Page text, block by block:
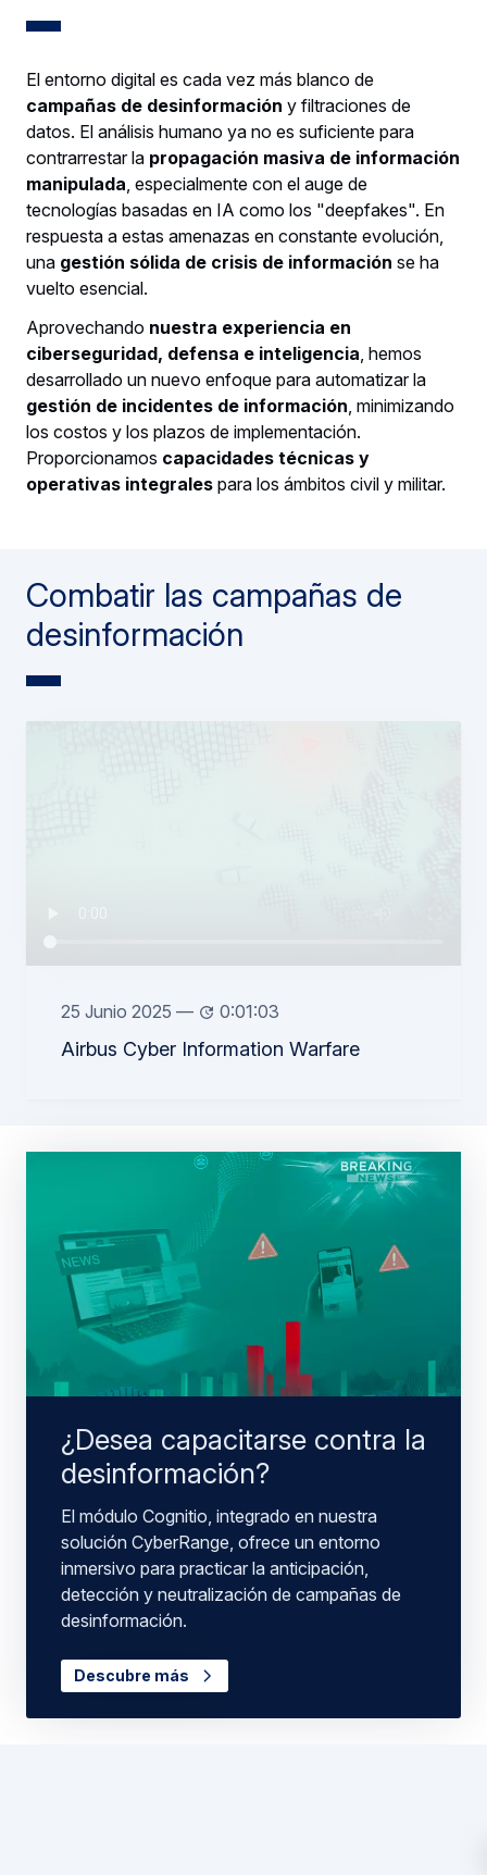
El entorno digital es cada vez más blanco de
campañas de desinformación y filtraciones de
datos. El análisis humano ya no es suficiente para
contrarrestar la propagación masiva de información
manipulada, especialmente con el auge de
tecnologías basadas en IA como los "deepfakes". En
respuesta a estas amenazas en constante evolución,
una gestión sólida de crisis de información se ha
vuelto esencial.
Aprovechando nuestra experiencia en
ciberseguridad, defensa e inteligencia, hemos
desarrollado un nuevo enfoque para automatizar la
gestión de incidentes de información, minimizando
los costos y los plazos de implementación.
Proporcionamos capacidades técnicas y
operativas integrales para los ámbitos civil y militar.
Combatir las campañas de
desinformación
25 Junio 2025 — 0:01:03
Airbus Cyber Information Warfare
¿Desea capacitarse contra la
desinformación?
El módulo Cognitio, integrado en nuestra
solución CyberRange, ofrece un entorno
inmersivo para practicar la anticipación,
detección y neutralización de campañas de
desinformación.
Descubre más